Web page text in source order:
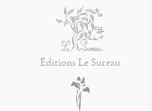
Éditions Le Sureau